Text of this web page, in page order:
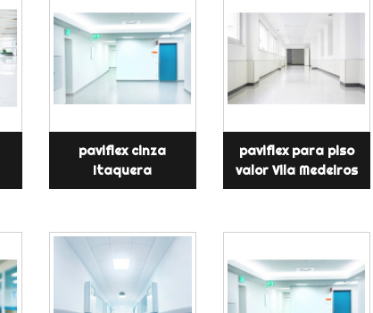
paviflex cinza
Itaquera
paviflex para piso
valor Vila Medeiros